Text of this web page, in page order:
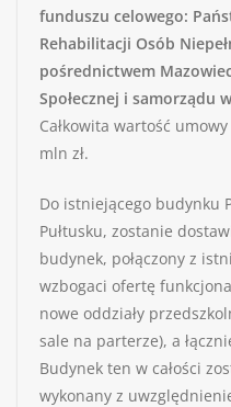
funduszu celowego:
Rehabilitacji Osób
pośrednictwem
Społecznej i samorządu
Całkowita wartość
mln zł.
Do istniejącego budynku
Pułtusku, zostanie
budynek, połączony z
wzbogaci ofertę
nowe oddziały
sale na parterze), a
Budynek ten w całości
wykonany z